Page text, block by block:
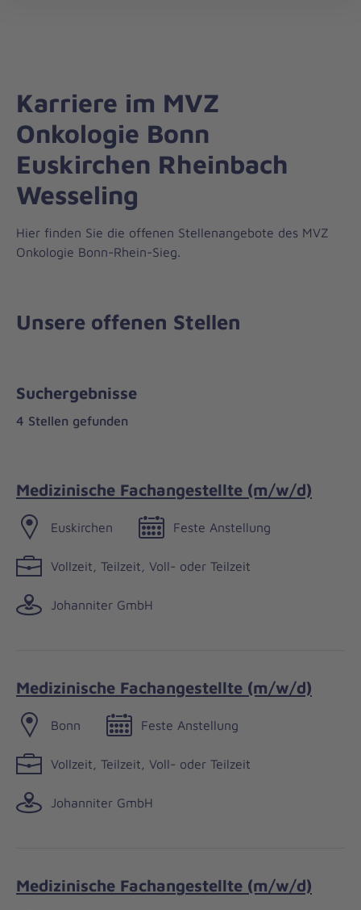
Karriere im MVZ
Onkologie Bonn
Euskirchen Rheinbach
Wesseling
Hier finden Sie die offenen Stellenangebote des MVZ
Onkologie Bonn-Rhein-Sieg.
Unsere offenen Stellen
Suchergebnisse
4 Stellen gefunden
Medizinische Fachangestellte (m/w/d)
Euskirchen Feste Anstellung
Vollzeit, Teilzeit, Voll- oder Teilzeit
Johanniter GmbH
Medizinische Fachangestellte (m/w/d)
Bonn Feste Anstellung
Vollzeit, Teilzeit, Voll- oder Teilzeit
Johanniter GmbH
Medizinische Fachangestellte (m/w/d)